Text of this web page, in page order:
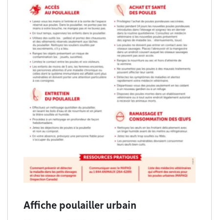
Affiche poulailler urbain